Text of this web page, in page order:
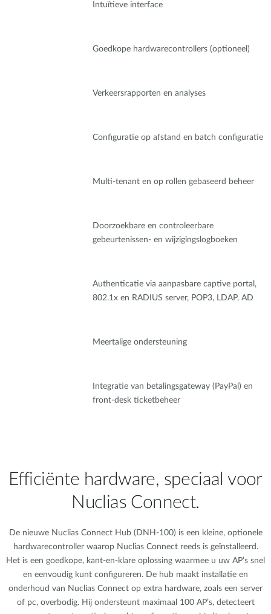
Intuïtieve interface
Goedkope hardwarecontrollers (optioneel)
Verkeersrapporten en analyses
Configuratie op afstand en batch configuratie
Multi-tenant en op rollen gebaseerd beheer
Doorzoekbare en controleerbare
gebeurtenissen- en wijzigingslogboeken
Authenticatie via aanpasbare captive portal,
802.1x en RADIUS server, POP3, LDAP, AD
Meertalige ondersteuning
Integratie van betalingsgateway (PayPal) en
front-desk ticketbeheer
Efficiënte hardware, speciaal voor
Nuclias Connect.
De nieuwe Nuclias Connect Hub (DNH-100) is een kleine, optionele
hardwarecontroller waarop Nuclias Connect reeds is geïnstalleerd.
Het is een goedkope, kant-en-klare oplossing waarmee u uw AP’s snel
en eenvoudig kunt configureren. De hub maakt installatie en
onderhoud van Nuclias Connect op extra hardware, zoals een server
of pc, overbodig. Hij ondersteunt maximaal 100 AP’s, detecteert